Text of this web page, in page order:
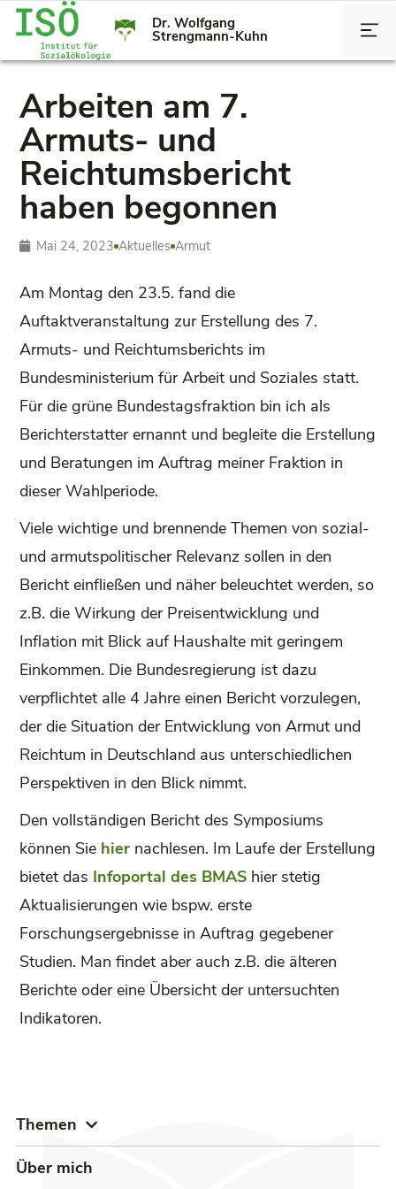
Dr. Wolfgang
Strengmann-Kuhn
Arbeiten am 7.
Armuts- und
Reichtumsbericht
haben begonnen
Mai 24, 2023 Aktuelles Armut
Am Montag den 23.5. fand die
Auftaktveranstaltung zur Erstellung des 7.
Armuts- und Reichtumsberichts im
Bundesministerium für Arbeit und Soziales statt.
Für die grüne Bundestagsfraktion bin ich als
Berichterstatter ernannt und begleite die Erstellung
und Beratungen im Auftrag meiner Fraktion in
dieser Wahlperiode.
Viele wichtige und brennende Themen von sozial-
und armutspolitischer Relevanz sollen in den
Bericht einfließen und näher beleuchtet werden, so
z.B. die Wirkung der Preisentwicklung und
Inflation mit Blick auf Haushalte mit geringem
Einkommen. Die Bundesregierung ist dazu
verpflichtet alle 4 Jahre einen Bericht vorzulegen,
der die Situation der Entwicklung von Armut und
Reichtum in Deutschland aus unterschiedlichen
Perspektiven in den Blick nimmt.
Den vollständigen Bericht des Symposiums
können Sie hier nachlesen. Im Laufe der Erstellung
bietet das Infoportal des BMAS hier stetig
Aktualisierungen wie bspw. erste
Forschungsergebnisse in Auftrag gegebener
Studien. Man findet aber auch z.B. die älteren
Berichte oder eine Übersicht der untersuchten
Indikatoren.
Themen
Über mich